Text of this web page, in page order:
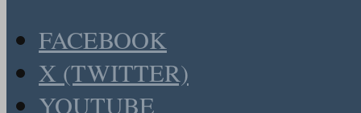
FACEBOOK
X (TWITTER)
YOUTUBE